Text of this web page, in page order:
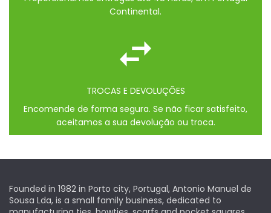
Continental.
TROCAS E DEVOLUÇÕES
Encomende de forma segura. Se não ficar satisfeito,
aceitamos a sua devolução ou troca.
Founded in 1982 in Porto city, Portugal, Antonio Manuel de
Sousa Lda, is a small family business, dedicated to